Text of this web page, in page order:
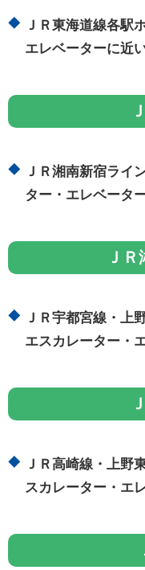
ＪＲ東海道線各駅
エレベーターに近
ＪＲ湘南新宿ライ
ター・エレベータ
Ｊ
ＪＲ宇都宮線・上
エスカレーター・
ＪＲ高崎線・上野
スカレーター・エ